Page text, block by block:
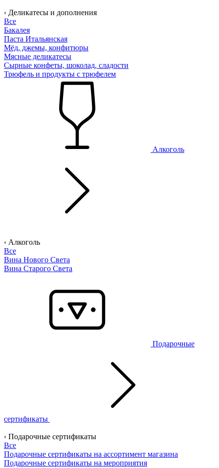
‹ Деликатесы и дополнения
Все
Бакалея
Паста Итальянская
Мёд, джемы, конфитюры
Мясные деликатесы
Сырные конфеты, шоколад, сладости
Трюфель и продукты с трюфелем
Алкоголь
‹ Алкоголь
Все
Вина Нового Света
Вина Старого Света
Подарочные
сертификаты
‹ Подарочные сертификаты
Все
Подарочные сертификаты на ассортимент магазина
Подарочные сертификаты на мероприятия